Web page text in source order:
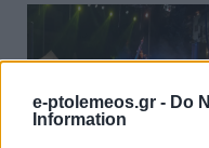
e-ptolemeos.gr - Do
Information
ΚΟΙΝΩΝΊΑ